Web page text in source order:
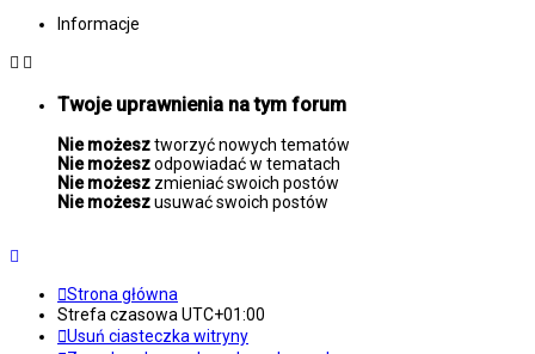
Informacje
Twoje uprawnienia na tym forum
Nie możesztworzyć nowych tematów
Nie możeszodpowiadać w tematach
Nie możesz zmieniać swoich postów
Nie możeszusuwać swoich postów
Strona główna
Strefa czasowa UTC+01:00
Usuń ciasteczka witryny